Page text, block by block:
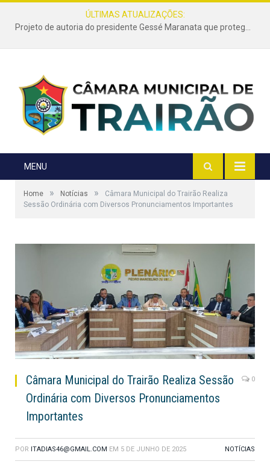
ÚLTIMAS ATUALIZAÇÕES:
Lei de autoria do vereador Zezinho da Zane é sancionada e reforça a limpeza e conservação de terrenos urbanos em Trairão
MENU
Home » Notícias »
Câmara Municipal do Trairão Realiza
Sessão Ordinária com Diversos Pronunciamentos Importantes
Câmara Municipal do Trairão Realiza Sessão
Ordinária com Diversos Pronunciamentos
Importantes
0
POR ITADIAS46@GMAIL.COM EM 5 DE JUNHO DE 2025 NOTÍCIAS